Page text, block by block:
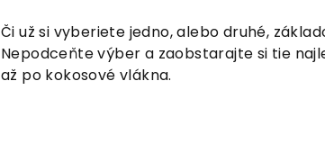
Či už si vyberiete jedno, alebo druhé,
Nepodceňte výber a zaobstarajte si tie
až po kokosové vlákna.